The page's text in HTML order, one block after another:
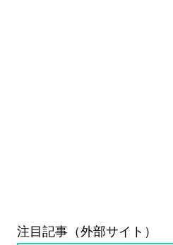
注目記事（外部サイト）